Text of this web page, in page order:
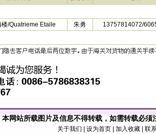
楼/Quatrieme Etaile 朱勇 13757814072/
本网站所载图片及信息不得转载，如需转载必
关于我们
| 设为首页 | 加入收藏 |